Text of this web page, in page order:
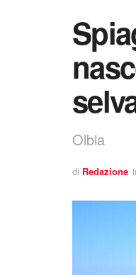
Olbia
di Redazione